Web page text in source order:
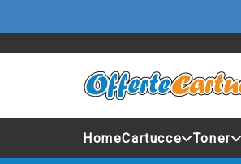
HomeCartucce Toner